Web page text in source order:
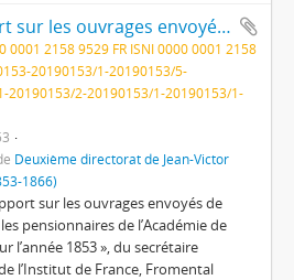
« Rapport sur les ouvrages envoyés de Rome, par les pensionnaires de l’Académie de France, pour l’année 1853 »
0001 2158 9529 FR ISNI 0000 0001 2158
20190153/1-20190153/5-
20190153/2-20190153/1-20190153/1-
Deuxième directorat de Jean-Victor
1866)
sur les ouvrages envoyés de
pensionnaires de l’Académie de
l’année 1853 », du secrétaire
l’Institut de France, Fromental